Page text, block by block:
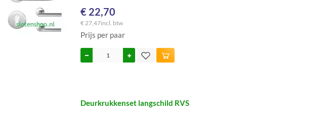
€ 22,70
€ 27,47incl. btw
Prijs per paar
Deurkrukkenset langschild RVS